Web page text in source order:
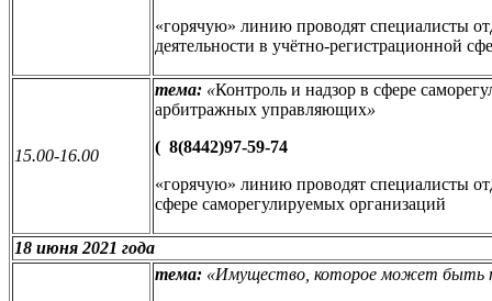
«горячую» линию проводят специалисты
деятельности в учётно-регистрационной
15.00-16.00
тема: «Контроль и надзор в сфере
арбитражных управляющих»
( 8(8442)97-59-74
«горячую» линию проводят специалисты
сфере саморегулируемых организаций
18 июня 2021 года
тема: «Имущество, которое может быть